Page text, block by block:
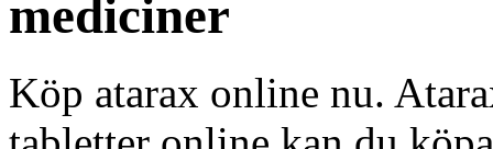
mediciner
Köp atarax online nu.